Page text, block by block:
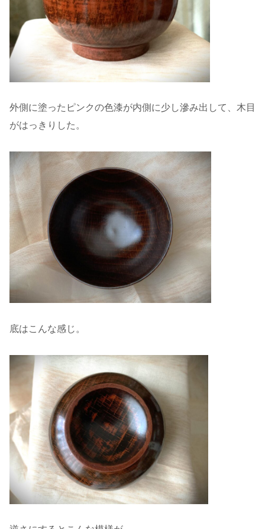
外側に塗ったピンクの色漆が内側に少し滲み出して、木目
がはっきりした。
底はこんな感じ。